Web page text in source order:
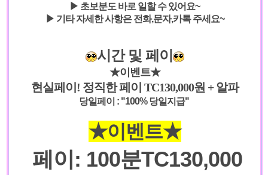
▶ 초보분도 바로 일할 수 있어 요~
▶ 기타 자세한 사항은 전화,문자,카톡 주세요~
시간 및 페이
★이벤트★
현실페이! 정직한 페이 TC130,000원 + 알파
당일페이 : " 100% 당일지급"
★이벤트★
페이: 100분TC130,000